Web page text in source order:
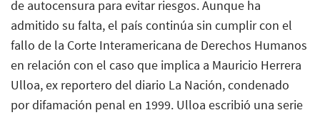
de autocensura para evitar riesgos. Aunque ha
admitido su falta, el país continúa sin cumplir con el
fallo de la Corte Interamericana de Derechos Humanos
en relación con el caso que implica a Mauricio Herrera
Ulloa, ex reportero del diario La Nación, condenado
por difamación penal en 1999. Ulloa escribió una serie